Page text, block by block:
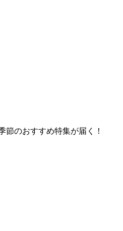
節のおすすめ特集が届く！